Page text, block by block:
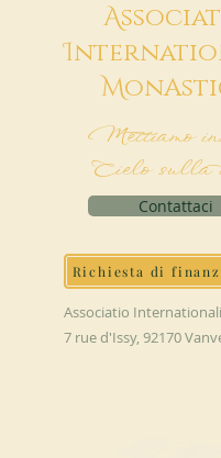
A
I
M
Mettiamo
Cielo sulla
Contattaci
Richiesta di
Associatio
7 rue d'Issy, 92170